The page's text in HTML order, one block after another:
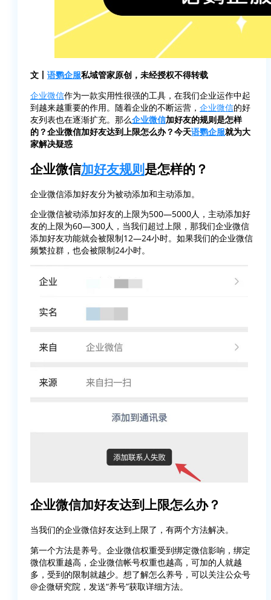
文丨 语鹦企服私域管家原创，未经授权不得转载
企业微信作为一款实用性很强的工具，在我们企业运作中起
到越来越重要的作用。随着企业的不断运营， 企业微信的好
友列表也在逐渐扩充。那么企业微信加好友的规则是怎样
的？企业微信加好友达到上限怎么办？今天语鹦企服就为大
家解决疑惑
企业微信加好友规则是怎样的？
企业微信添加好友分为被动添加和主动添加。
企业微信被动添加好友的上限为500—5000人，主动添加好
友的上限为60—300人，当我们超过上限，那我们企业微信
添加好友功能就会被限制12—24小时。如果我们的企业微信
频繁拉群，也会被限制24小时。
企业微信加好友达到上限怎么办？
当我们的企业微信好友达到上限了，有两个方法解决。
第一个方法是养号。企业微信权重受到绑定微信影响，绑定
微信权重越高，企业微信帐号权重也越高，可加的人就越
多，受到的限制就越少。想了解怎么养号，可以关注公众号
@企微研究院，发送“养号”获取详细方法。